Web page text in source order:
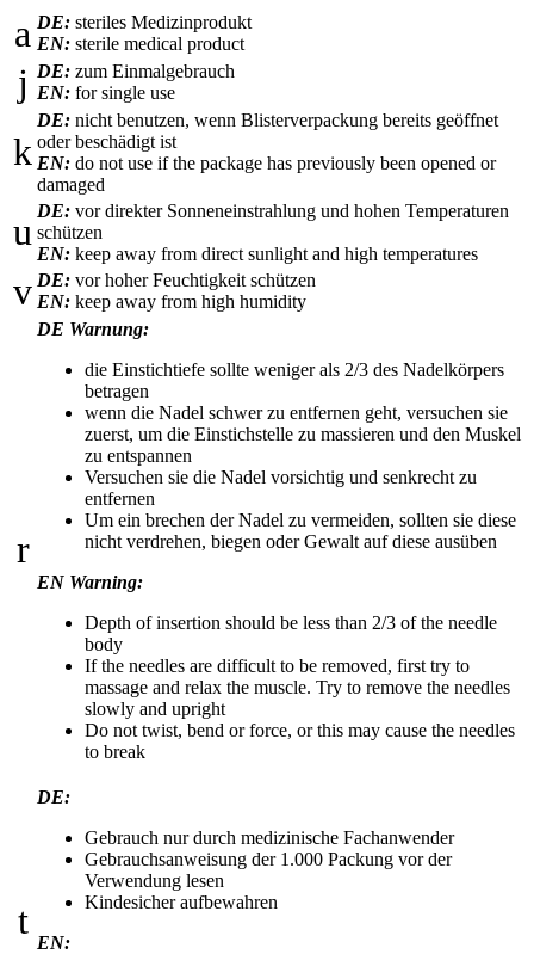
a DE: steriles Medizinprodukt
EN: sterile medical product
j DE: zum Einmalgebrauch
EN: for single use
k
DE: nicht benutzen, wenn Blisterverpackung bereits geöffnet
oder beschädigt ist
EN: do not use if the package has previously been opened or
damaged
u DE: vor direkter Sonneneinstrahlung und hohen Temperaturen
schützen
EN: keep away from direct sunlight and high temperatures
v DE: vor hoher Feuchtigkeit schützen
EN: keep away from high humidity
r
DE Warnung:
die Einstichtiefe sollte weniger als 2/3 des Nadelkörpers
betragen
wenn die Nadel schwer zu entfernen geht, versuchen sie
zuerst, um die Einstichstelle zu massieren und den Muskel
zu entspannen
Versuchen sie die Nadel vorsichtig und senkrecht zu
entfernen
Um ein brechen der Nadel zu vermeiden, sollten sie diese
nicht verdrehen, biegen oder Gewalt auf diese ausüben
EN Warning:
Depth of insertion should be less than 2/3 of the needle
body
If the needles are difficult to be removed, first try to
massage and relax the muscle. Try to remove the needles
slowly and upright
Do not twist, bend or force, or this may cause the needles
to break
t
DE:
Gebrauch nur durch medizinische Fachanwender
Gebrauchsanweisung der 1.000 Packung vor der
Verwendung lesen
Kindesicher aufbewahren
EN: